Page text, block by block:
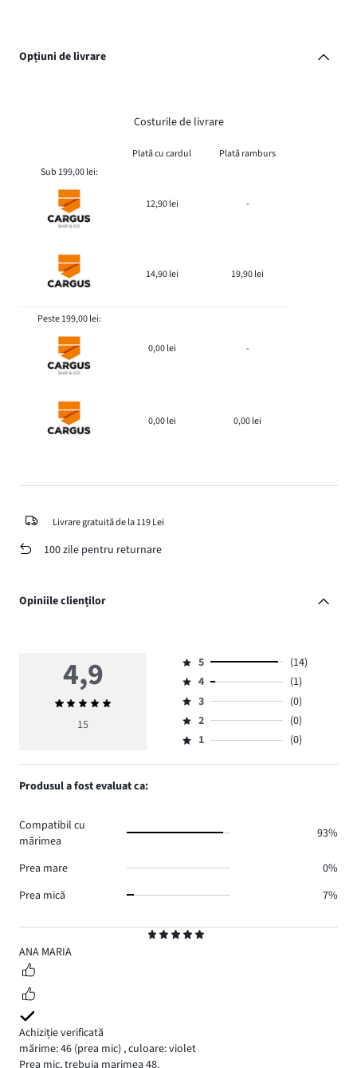
Opțiuni de livrare
Costurile de livrare
Plată cu cardul
Plată ramburs
Sub 199,00 lei:
12,90 lei -
14,90 lei 19,90 lei
Peste 199,00 lei:
0,00 lei -
0,00 lei 0,00 lei
Livrare gratuită de la 119 Lei
100 zile pentru returnare
Opiniile clienților
5
ANA MARIA
Achiziție verificată
mărime: 46 (prea mic) ,culoare: violet
4,9
Evaluarea
medie
15
Evaluare
5,
numărul
de
voturi
14.
5
(14)
Evaluare
4,
numărul
de
1.
4
(1)
Evaluare
3,
numărul
3
(0)
Evaluare
2,
2
(0)
Evaluare
1,
1 (0)
Produsul a fost evaluat ca:
Compatibil cu
mărimea
93%
Prea mare
0%
Prea mică
7%